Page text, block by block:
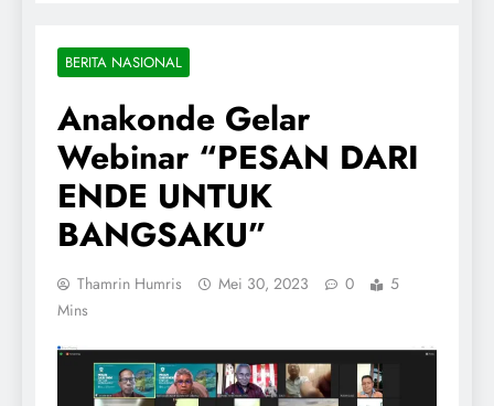
BERITA NASIONAL
Anakonde Gelar
Webinar “PESAN DARI
ENDE UNTUK
BANGSAKU”
Thamrin Humris Mei 30, 2023 0
5
Mins